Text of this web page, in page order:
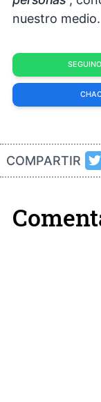
nuestro medio.
COMPARTIR